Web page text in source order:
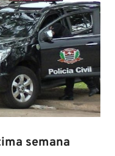
semana